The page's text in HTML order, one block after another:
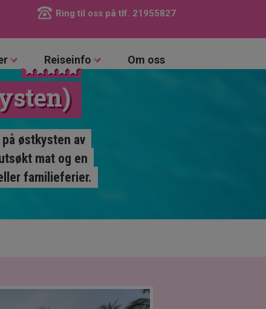
Ring til oss på tlf. 21955827
Reiseinfo Om oss
østkysten av
mat og en
familieferier.